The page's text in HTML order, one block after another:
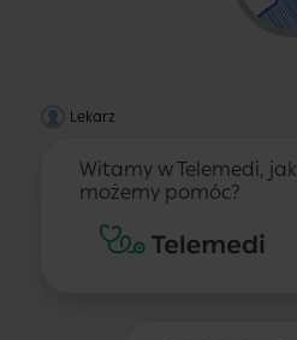
Lekarz
Witamy w Telemedi, jak
możemy pomóc?